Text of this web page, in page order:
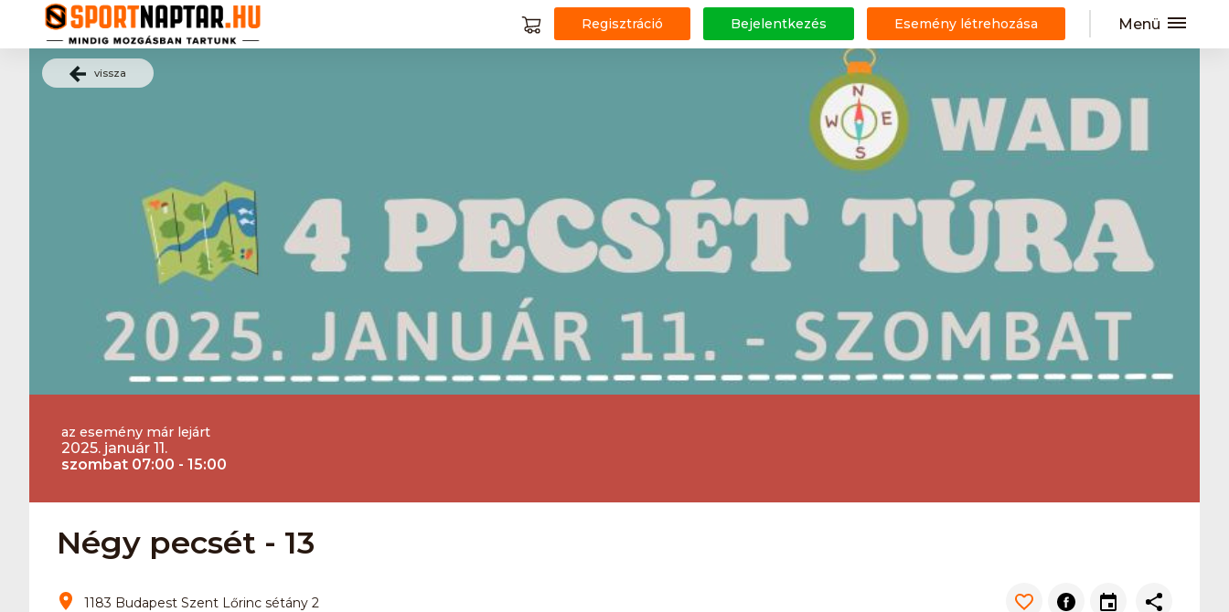
Regisztráció Bejelentkezés Esemény létrehozása Menü
vissza
az esemény már lejárt
2025. január 11.
szombat 07:00 - 15:00
Négy pecsét - 13
1183 Budapest Szent Lőrinc sétány 2